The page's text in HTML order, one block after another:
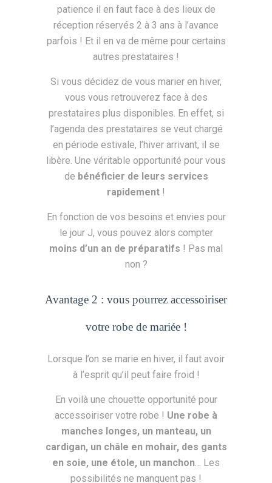
patience il en faut face à des lieux de
réception réservés 2 à 3 ans à l’avance
parfois ! Et il en va de même pour certains
autres prestataires !
Si vous décidez de vous marier en hiver,
vous vous retrouverez face à des
prestataires plus disponibles. En effet, si
l’agenda des prestataires se veut chargé
en période estivale, l’hiver arrivant, il se
libère. Une véritable opportunité pour vous
de bénéficier de leurs services
rapidement !
En fonction de vos besoins et envies pour
le jour J, vous pouvez alors compter
moins d’un an de préparatifs ! Pas mal
non ?
Avantage 2 : vous pourrez accessoiriser
votre robe de mariée !
Lorsque l’on se marie en hiver, il faut avoir
à l’esprit qu’il peut faire froid !
En voilà une chouette opportunité pour
accessoiriser votre robe ! Une robe à
manches longes, un manteau, un
cardigan, un châle en mohair, des gants
en soie, une étole, un manchon… Les
possibilités ne manquent pas !